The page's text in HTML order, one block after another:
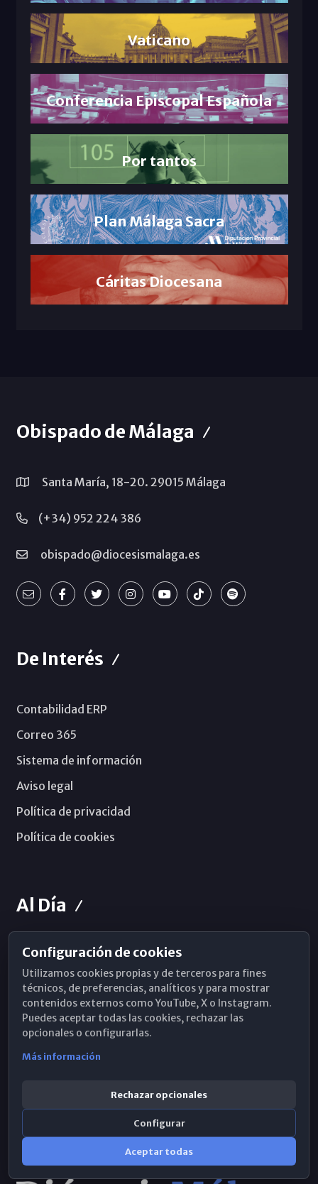
Vaticano
Conferencia Episcopal Española
Por tantos
Plan Málaga Sacra
Cáritas Diocesana
Obispado de Málaga
Santa María, 18-20. 29015 Málaga
(+34) 952 224 386
obispado@diocesismalaga.es
De Interés
Contabilidad ERP
Correo 365
Sistema de información
Aviso legal
Política de privacidad
Política de cookies
Al Día
Horarios de Misa
Hemeroteca
WhatsApp
Configuración de cookies
Utilizamos cookies propias y de terceros para fines
técnicos, de preferencias, analíticos y para mostrar
contenidos externos como YouTube, X o Instagram.
Puedes aceptar todas las cookies, rechazar las
opcionales o configurarlas.
Más información
Rechazar opcionales
Configurar
Aceptar todas